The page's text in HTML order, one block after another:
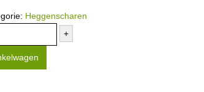
Heggenscharen
+